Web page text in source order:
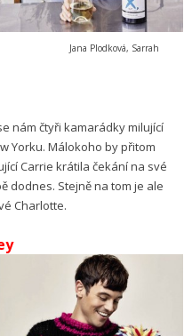
Jana Plodková, Sarrah
nám čtyři kamarádky milující
Yorku. Málokoho by přitom
Carrie krátila čekání na své
dodnes. Stejně na tom je ale
Charlotte.